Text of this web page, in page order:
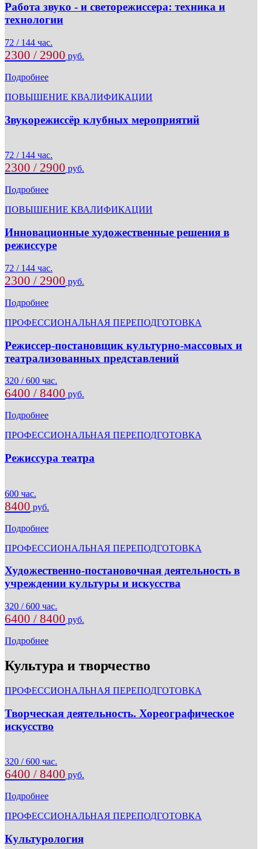
Работа звуко - и светорежиссера: техника и
технологии
72 / 144 час.
2300 / 2900 руб.
Подробнее
ПОВЫШЕНИЕ КВАЛИФИКАЦИИ
Звукорежиссёр клубных мероприятий
72 / 144 час.
2300 / 2900 руб.
Подробнее
ПОВЫШЕНИЕ КВАЛИФИКАЦИИ
Инновационные художественные решения в
режиссуре
72 / 144 час.
2300 / 2900 руб.
Подробнее
ПРОФЕССИОНАЛЬНАЯ ПЕРЕПОДГОТОВКА
Режиссер-постановщик культурно-массовых и
театрализованных представлений
320 / 600 час.
6400 / 8400 руб.
Подробнее
ПРОФЕССИОНАЛЬНАЯ ПЕРЕПОДГОТОВКА
Режиссура театра
600 час.
8400 руб.
Подробнее
ПРОФЕССИОНАЛЬНАЯ ПЕРЕПОДГОТОВКА
Художественно-постановочная деятельность в
учреждении культуры и искусства
320 / 600 час.
6400 / 8400 руб.
Подробнее
Культура и творчество
ПРОФЕССИОНАЛЬНАЯ ПЕРЕПОДГОТОВКА
Творческая деятельность. Хореографическое
искусство
320 / 600 час.
6400 / 8400 руб.
Подробнее
ПРОФЕССИОНАЛЬНАЯ ПЕРЕПОДГОТОВКА
Культурология